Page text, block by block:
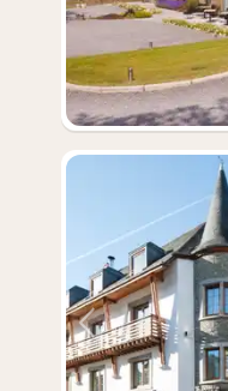
Vorige foto